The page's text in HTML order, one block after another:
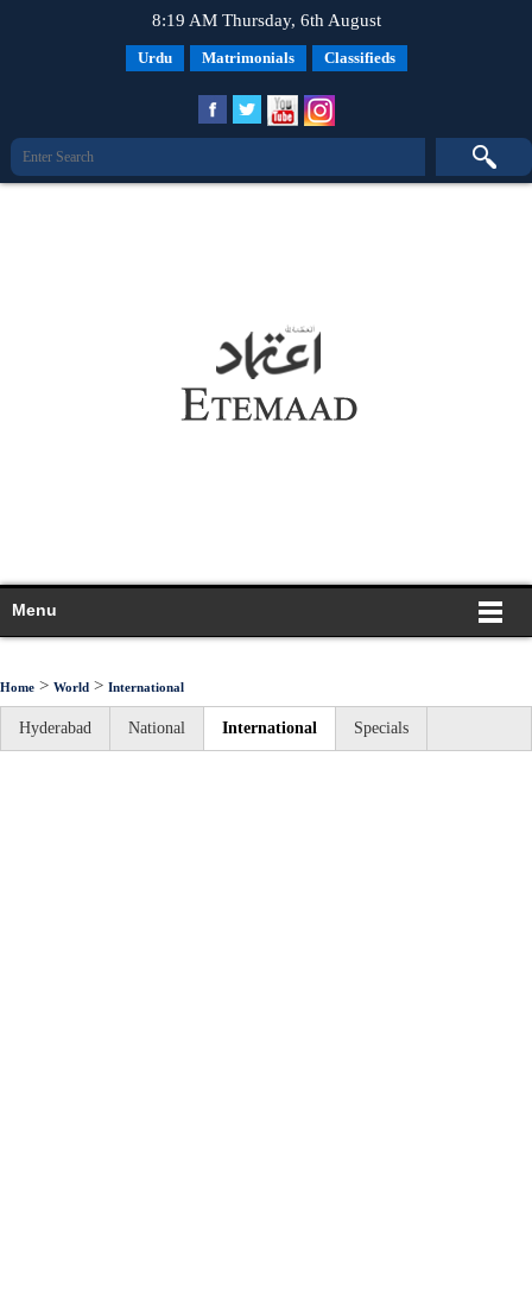
8:19 AM Thursday, 6th August
Urdu Matrimonials Classifieds
Menu
Home > World > International
Hyderabad National International Specials